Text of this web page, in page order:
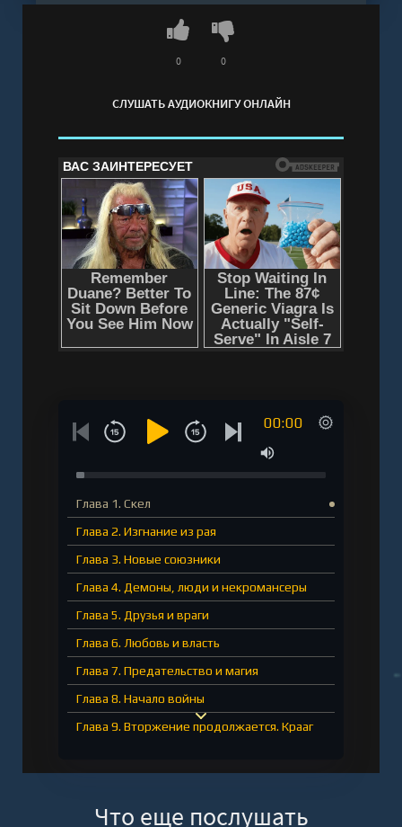
СЛУШАТЬ АУДИОКНИГУ ОНЛАЙН
0 0
00:00
Глава 1. Скел
Глава 2. Изгнание из рая
Глава 3. Новые союзники
Глава 4. Демоны, люди и некромансеры
Глава 5. Друзья и враги
Глава 6. Любовь и власть
Глава 7. Предательство и магия
Глава 8. Начало войны
Глава 9. Вторжение продолжается. Крааг
Глава 12. Феи и люди
Что еще послушать